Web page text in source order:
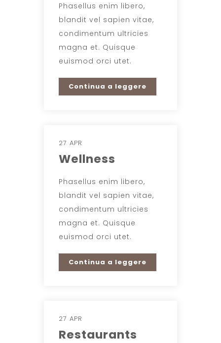
Phasellus enim libero,
blandit vel sapien vitae,
condimentum ultricies
magna et. Quisque
euismod orci utet.
Continua a leggere
27 APR
Wellness
Phasellus enim libero,
blandit vel sapien vitae,
condimentum ultricies
magna et. Quisque
euismod orci utet.
Continua a leggere
27 APR
Restaurants